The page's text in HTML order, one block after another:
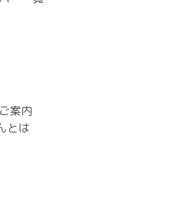
案内
とは